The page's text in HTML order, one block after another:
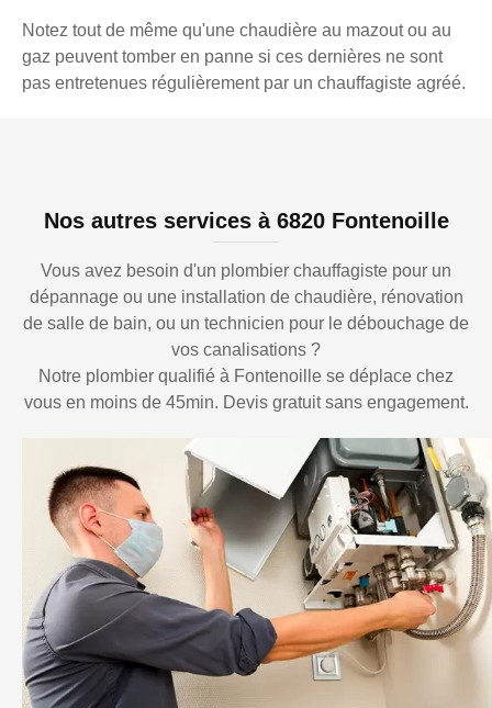
Notez tout de même qu'une chaudière au mazout ou au
gaz peuvent tomber en panne si ces dernières ne sont
pas entretenues régulièrement par un chauffagiste agréé.
Nos autres services à 6820 Fontenoille
Vous avez besoin d'un plombier chauffagiste pour un
dépannage ou une installation de chaudière, rénovation
de salle de bain, ou un technicien pour le débouchage de
vos canalisations ?
Notre plombier qualifié à Fontenoille se déplace chez
vous en moins de 45min. Devis gratuit sans engagement.